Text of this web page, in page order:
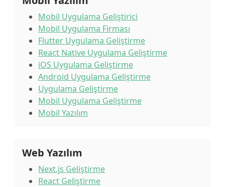
Mobil Uygulama Geliştirici
Mobil Uygulama Firması
Flutter Uygulama Geliştirme
React Native Uygulama Geliştirme
iOS Uygulama Geliştirme
Android Uygulama Geliştirme
Uygulama Geliştirme
Mobil Uygulama Geliştirme
Mobil Yazılım
Web Yazılım
Next.js Geliştirme
React Geliştirme